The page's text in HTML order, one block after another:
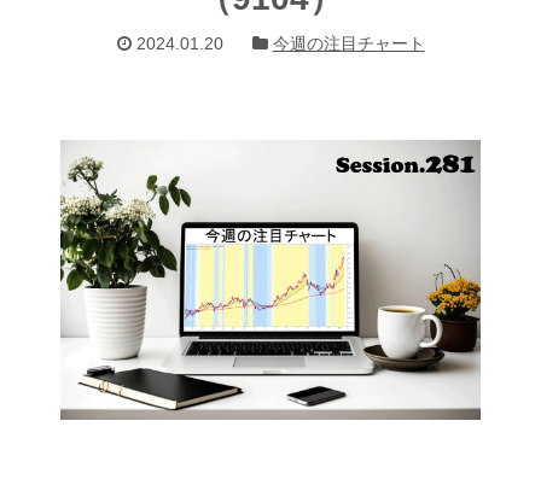
2024.01.20 今週の注目チャート